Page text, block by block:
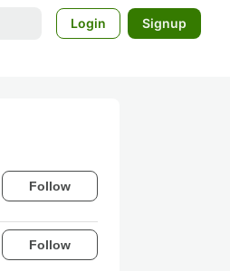
Login Signup
Follow
Follow